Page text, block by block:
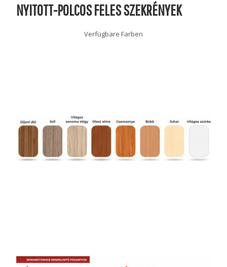
NYITOTT-POLCOS FELES SZEKRÉNYEK
Verfügbare Farben